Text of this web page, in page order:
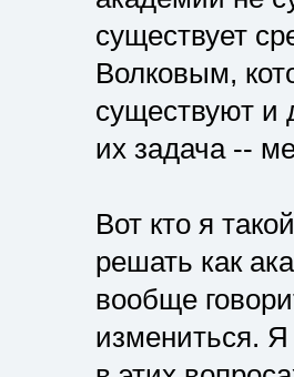
существует
Волковым,
существуют и
их задача --
Вот кто я
решать как
вообще
измениться.